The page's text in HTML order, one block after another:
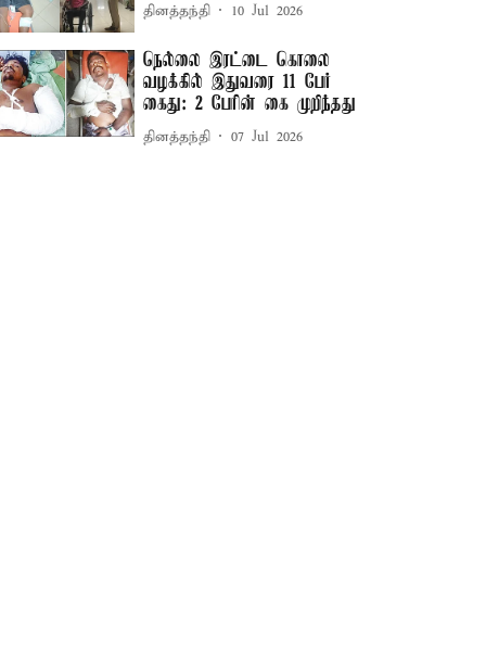
தினத்தந்தி 10 Jul 2026
நெல்லை இரட்டை கொலை
வழக்கில் இதுவரை 11 பேர்
கைது: 2 பேரின் கை முறிந்தது
தினத்தந்தி 07 Jul 2026